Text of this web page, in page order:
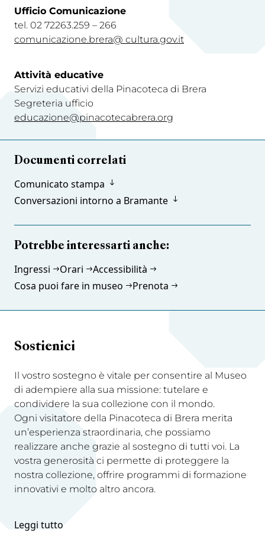
Ufficio Comunicazione
tel. 02 72263.259 – 266
comunicazione.brera@ cultura.gov.it
Attività educative
Servizi educativi della Pinacoteca di Brera
Segreteria ufficio
educazione@pinacotecabrera.org
Documenti correlati
Comunicato stampa
Conversazioni intorno a Bramante
Potrebbe interessarti anche:
Ingressi Orari
Accessibilità
Cosa puoi fare in museo
Prenota
Sostienici
Il vostro sostegno è vitale per consentire al Museo
di adempiere alla sua missione: tutelare e
condividere la sua collezione con il mondo.
Ogni visitatore della Pinacoteca di Brera merita
un’esperienza straordinaria, che possiamo
realizzare anche grazie al sostegno di tutti voi. La
vostra generosità ci permette di proteggere la
nostra collezione, offrire programmi di formazione
innovativi e molto altro ancora.
Leggi tutto